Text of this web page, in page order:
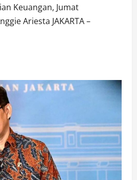
Keuangan, Jumat
Ariesta JAKARTA –